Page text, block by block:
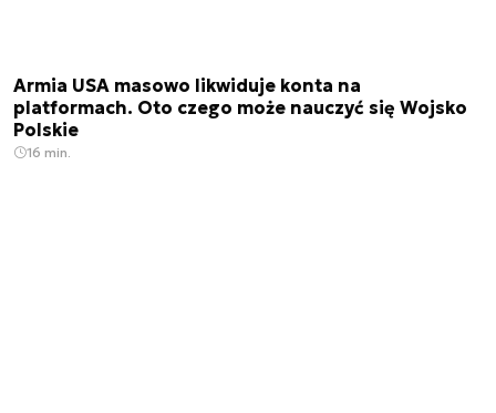
Armia USA masowo likwiduje konta na
platformach. Oto czego może nauczyć się Wojsko
Polskie
16 min.